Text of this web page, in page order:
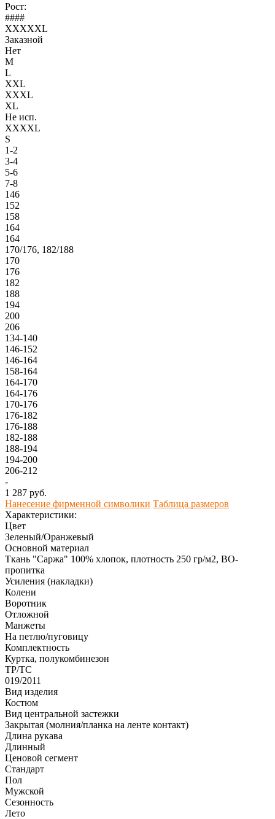
Рост:
####
XXXXXL
Заказной
Нет
M
L
XXL
XXXL
XL
Не исп.
XXXXL
S
1-2
3-4
5-6
7-8
146
152
158
164
164
170/176, 182/188
170
176
182
188
194
200
206
134-140
146-152
146-164
158-164
164-170
164-176
170-176
176-182
176-188
182-188
188-194
194-200
206-212
-
1 287 руб.
Нанесение фирменной символики Таблица размеров
Характеристики:
Цвет
Зеленый/Оранжевый
Основной материал
Ткань "Саржа" 100% хлопок, плотность 250 гр/м2, ВО-
пропитка
Усиления (накладки)
Колени
Воротник
Отложной
Манжеты
На петлю/пуговицу
Комплектность
Куртка, полукомбинезон
ТР/ТС
019/2011
Вид изделия
Костюм
Вид центральной застежки
Закрытая (молния/планка на ленте контакт)
Длина рукава
Длинный
Ценовой сегмент
Стандарт
Пол
Мужской
Сезонность
Лето